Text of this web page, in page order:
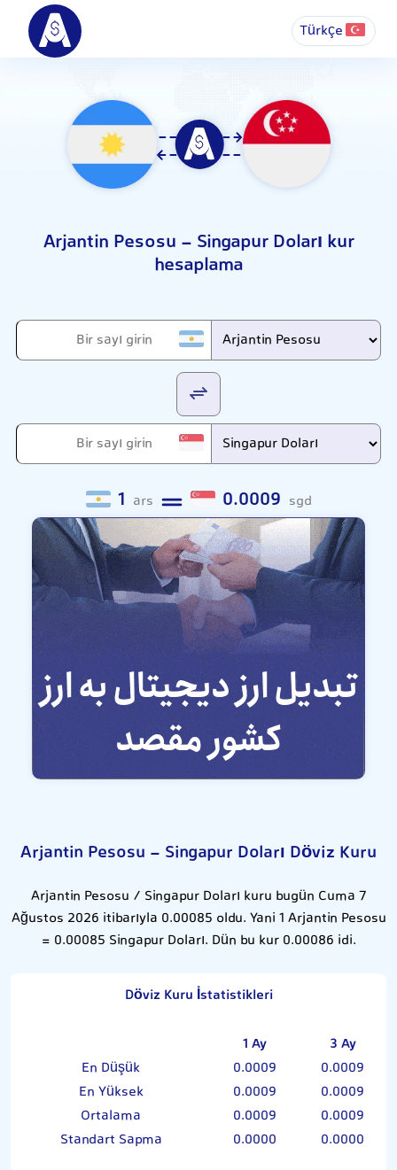
Türkçe
Arjantin Pesosu - Singapur Doları kur
hesaplama
1 ars 0.0009 sgd
Arjantin Pesosu - Singapur Doları Döviz Kuru
Arjantin Pesosu / Singapur Doları kuru bugün Cuma 7
Ağustos 2026 itibarıyla 0.00085 oldu. Yani 1 Arjantin Pesosu
= 0.00085 Singapur Doları. Dün bu kur 0.00086 idi.
Döviz Kuru İstatistikleri
1 Ay
3 Ay
En Düşük
0.0009
0.0009
En Yüksek
0.0009
0.0009
Ortalama
0.0009
0.0009
Standart Sapma
0.0000 0.0000